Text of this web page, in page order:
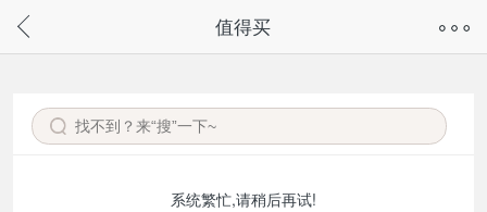
请通过微信或支付宝搜“奇兔客小程序”访问
值得买
系统繁忙,请稍后再试!